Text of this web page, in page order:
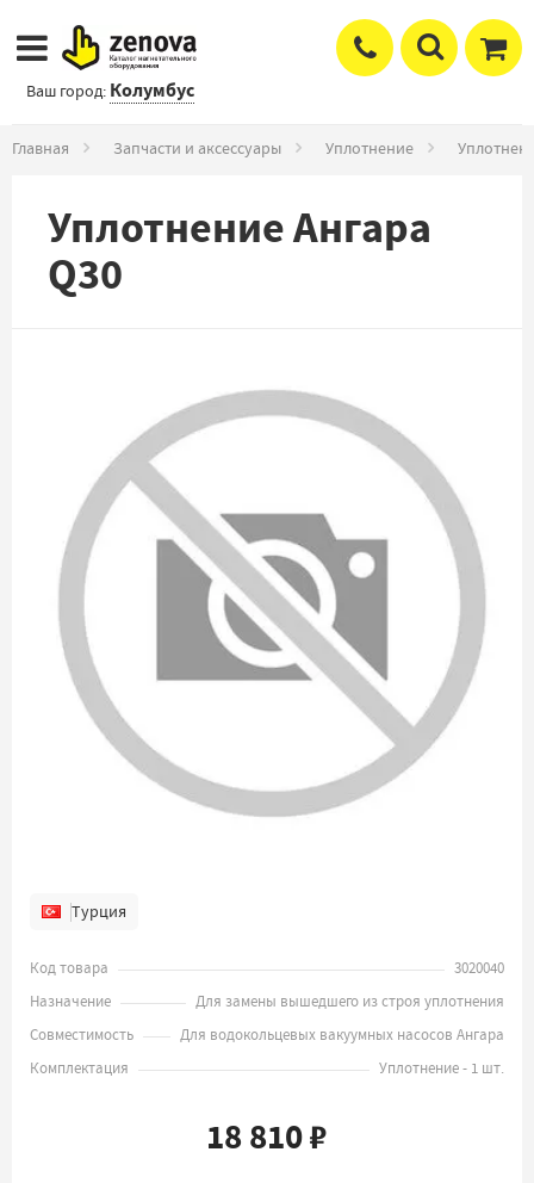
Ваш город: Колумбус
Главная Запчасти и аксессуары Уплотнение
Уплотнение Ангара
Q30
Турция
Код товара
3020040
Назначение
Для замены вышедшего из строя уплотнения
Совместимость
Для водокольцевых вакуумных насосов Ангара
Комплектация
Уплотнение - 1 шт.
18 810 ₽